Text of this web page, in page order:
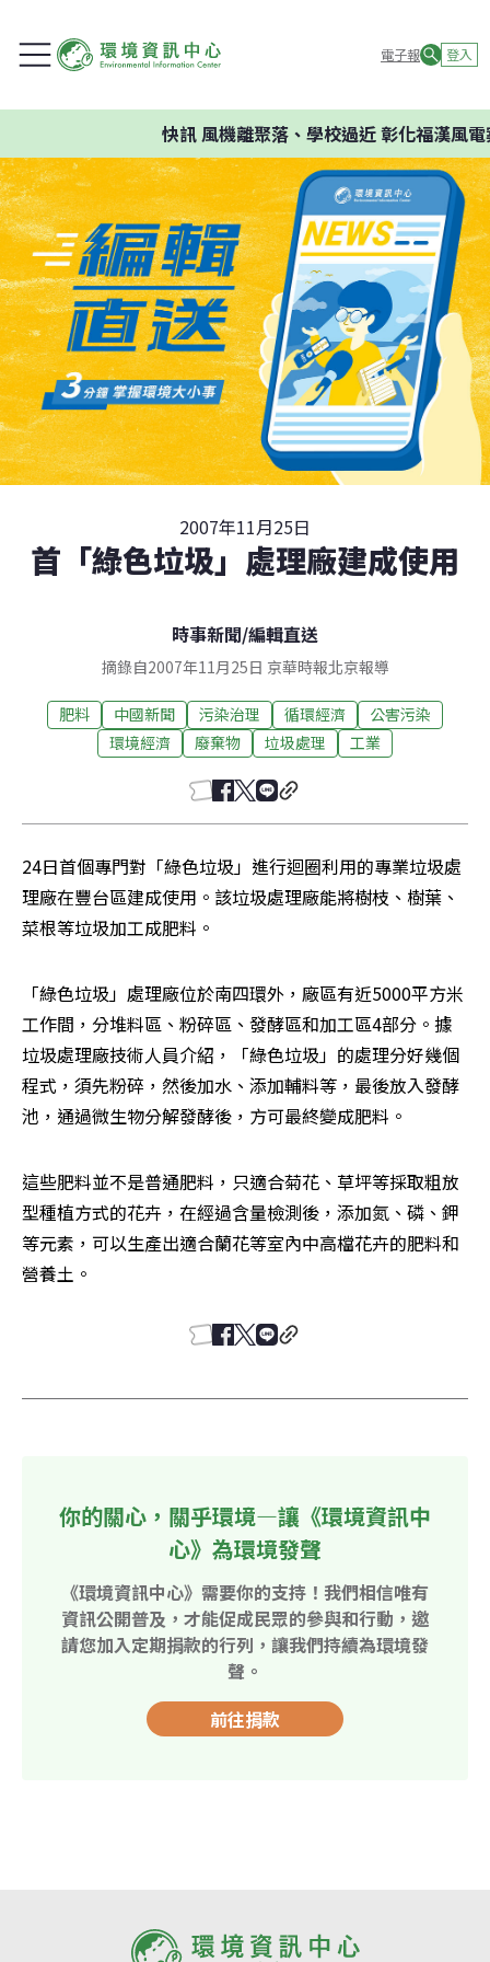
電子報 登入
快訊風機離聚落、學校過近 彰化福漢風電
2007年11月25日
首「綠色垃圾」處理廠建成使用
時事新聞/編輯直送
摘錄自2007年11月25日 京華時報北京報導
肥料 中國新聞 污染治理 循環經濟
公害污染
環境經濟
廢棄物 垃圾處理 工業
24日首個專門對「綠色垃圾」進行迴圈利用的專業垃圾處
理廠在豐台區建成使用。該垃圾處理廠能將樹枝、樹葉、
菜根等垃圾加工成肥料。
「綠色垃圾」處理廠位於南四環外，廠區有近5000平方米
工作間，分堆料區、粉碎區、發酵區和加工區4部分。據
垃圾處理廠技術人員介紹，「綠色垃圾」的處理分好幾個
程式，須先粉碎，然後加水、添加輔料等，最後放入發酵
池，通過微生物分解發酵後，方可最終變成肥料。
這些肥料並不是普通肥料，只適合菊花、草坪等採取粗放
型種植方式的花卉，在經過含量檢測後，添加氮、磷、鉀
等元素，可以生產出適合蘭花等室內中高檔花卉的肥料和
營養土。
你的關心，關乎環境—讓《環境資訊中
心》為環境發聲
《環境資訊中心》需要你的支持！我們相信唯有
資訊公開普及，才能促成民眾的參與和行動，邀
請您加入定期捐款的行列，讓我們持續為環境發
聲。
前往捐款